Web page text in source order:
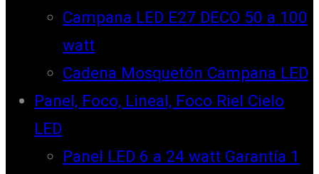
Campana LED E27 DECO 50 a 100
watt
Cadena Mosquetón Campana LED
Panel, Foco, Lineal, Foco Riel Cielo
LED
Panel LED 6 a 24 watt Garantía 1